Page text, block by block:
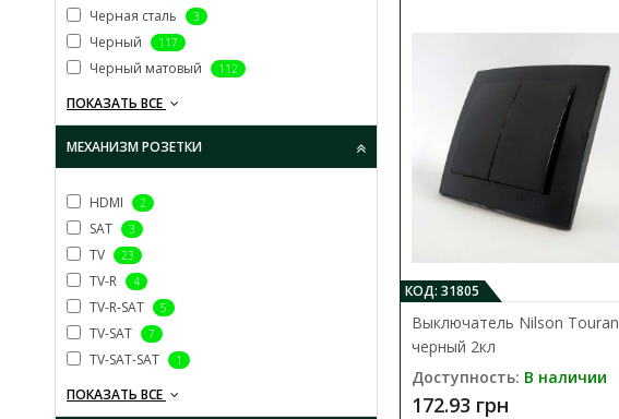
Черная сталь 3
Черный 117
Черный матовый 112
ПОКАЗАТЬ ВСЕ
МЕХАНИЗМ РОЗЕТКИ
HDMI 2
SAT 3
TV 23
TV-R 4
TV-R-SAT 5
TV-SAT 7
TV-SAT-SAT 1
ПОКАЗАТЬ ВСЕ
КОД: 31805
Выключатель Nilson Touran
черный 2кл
Доступность: В наличии
172.93 грн